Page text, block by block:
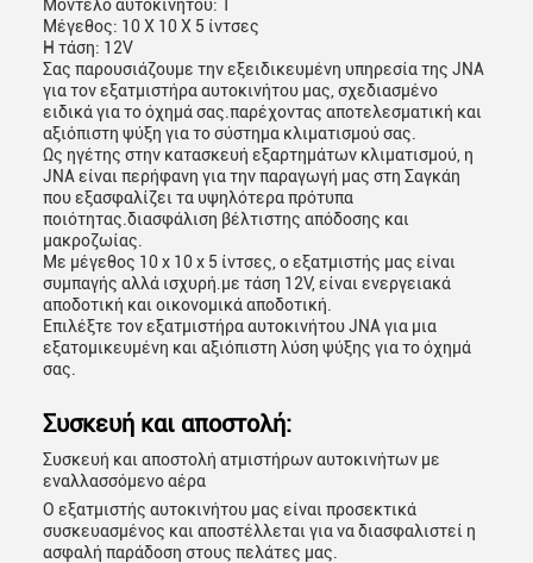
Μοντέλο αυτοκινήτου: 1
Μέγεθος: 10 X 10 X 5 ίντσες
Η τάση: 12V
Σας παρουσιάζουμε την εξειδικευμένη υπηρεσία της JNA
για τον εξατμιστήρα αυτοκινήτου μας, σχεδιασμένο
ειδικά για το όχημά σας.παρέχοντας αποτελεσματική και
αξιόπιστη ψύξη για το σύστημα κλιματισμού σας.
Ως ηγέτης στην κατασκευή εξαρτημάτων κλιματισμού, η
JNA είναι περήφανη για την παραγωγή μας στη Σαγκάη
που εξασφαλίζει τα υψηλότερα πρότυπα
ποιότητας.διασφάλιση βέλτιστης απόδοσης και
μακροζωίας.
Με μέγεθος 10 x 10 x 5 ίντσες, ο εξατμιστής μας είναι
συμπαγής αλλά ισχυρή.με τάση 12V, είναι ενεργειακά
αποδοτική και οικονομικά αποδοτική.
Επιλέξτε τον εξατμιστήρα αυτοκινήτου JNA για μια
εξατομικευμένη και αξιόπιστη λύση ψύξης για το όχημά
σας.
Συσκευή και αποστολή:
Συσκευή και αποστολή ατμιστήρων αυτοκινήτων με
εναλλασσόμενο αέρα
Ο εξατμιστής αυτοκινήτου μας είναι προσεκτικά
συσκευασμένος και αποστέλλεται για να διασφαλιστεί η
ασφαλή παράδοση στους πελάτες μας.